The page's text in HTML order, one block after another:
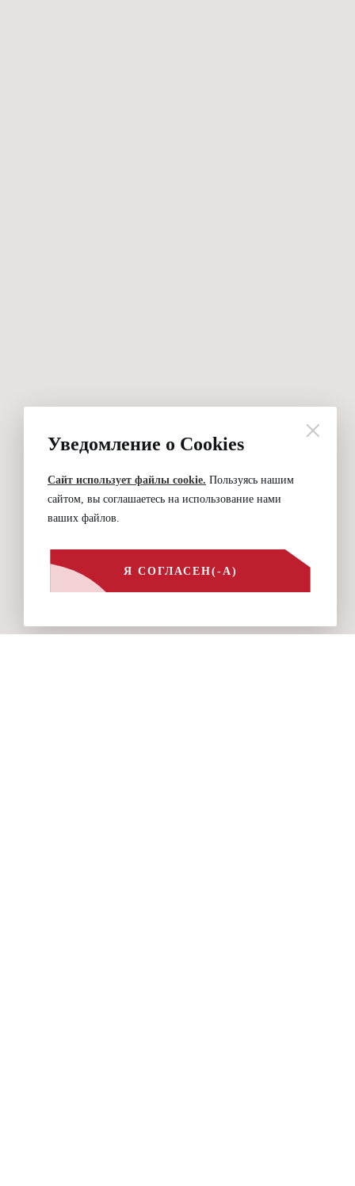
Уведомление о Cookies
Сайт использует файлы cookie. Пользуясь нашим
сайтом, вы соглашаетесь на использование нами
ваших файлов.
Я СОГЛАСЕН(-А)